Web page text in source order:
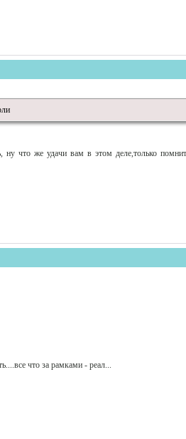
ну что же удачи вам в этом деле,только
что за рамками - реал...